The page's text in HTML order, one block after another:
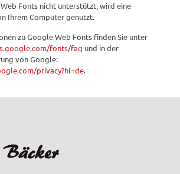
Fonts nicht unterstützt, wird eine
Ihrem Computer genutzt.
zu Google Web Fonts finden Sie unter
fonts/faq und in der
von Google:
privacy?hl=de.